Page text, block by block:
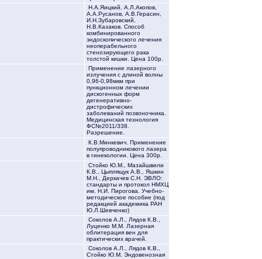
Н.А.Яицкий, А.Л.Акопов,
А.А.Русанов, А.В.Герасин,
И.Н.Зубаровский,
Н.В.Казаков. Способ
комбинированного
эндоскопического лечения
неоперабельного
стенозирующего рака
толстой кишки. Цена 100р.
Применение лазерного
излучения с длиной волны
0,96-0,98мкм при
пункционном лечении
дискогенных форм
дегенеративно-
дистрофических
заболеваний позвоночника.
Медицинская технология
ФС№2011/338.
Разрешение.
К.В.Минкевич. Применение
полупроводникового лазера
в гинекологии. Цена 300р.
Стойко Ю.М., Мазайшвили
К.В., Цыплящук А.В., Яшкин
М.Н., Деркачев С.Н. ЭВЛО:
стандарты и протокол НМХЦ
им. Н.И. Пирогова. Учебно-
методическое пособие (под
редакцией академика РАН
Ю.Л.Шевченко)
Соколов А.Л., Лядов К.В.,
Луценко М.М. Лазерная
облитерация вен для
практических врачей.
Соколов А.Л., Лядов К.В.,
Стойко Ю.М. Эндовенозная